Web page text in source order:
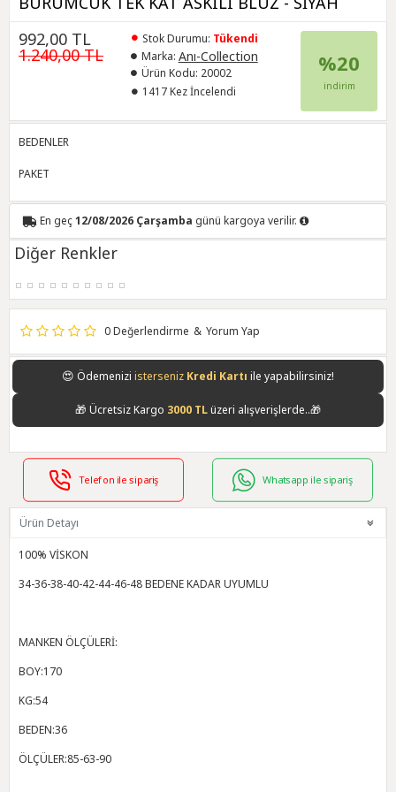
0 Değerlendirme & Yorum Yap
992,00 TL
1.240,00 TL
Stok Durumu: Tükendi
Marka: Anı-Collection
Ürün Kodu: 20002
1417 Kez İncelendi
%20
indirim
BEDENLER
PAKET
En geç12/08/2026 Çarşamba günü kargoya verilir.
Diğer Renkler
😍 Ödemenizi istersenizKredi Kartı ile yapabilirsiniz!
🎁 Ücretsiz Kargo 3000 TLüzeri alışverişlerde..🎁
Telefon ile sipariş Whatsapp ile sipariş
Ürün Detayı
100% VİSKON
34-36-38-40-42-44-46-48 BEDENE KADAR UYUMLU
MANKEN ÖLÇÜLERİ:
BOY:170
KG:54
BEDEN:36
ÖLÇÜLER:85-63-90